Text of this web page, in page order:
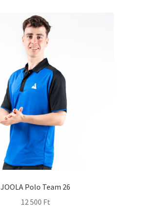
JOOLA Polo Team 26
12 500 Ft